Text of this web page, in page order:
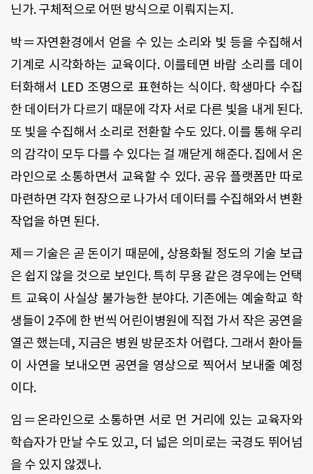
닌가. 구체적으로 어떤 방식으로 이뤄지는지.
박＝자연환경에서 얻을 수 있는 소리와 빛 등을 수집해서
기계로 시각화하는 교육이다. 이를테면 바람 소리를 데이
터화해서 LED 조명으로 표현하는 식이다. 학생마다 수집
한 데이터가 다르기 때문에 각자 서로 다른 빛을 내게 된다.
또 빛을 수집해서 소리로 전환할 수도 있다. 이를 통해 우리
의 감각이 모두 다를 수 있다는 걸 깨닫게 해준다. 집에서 온
라인으로 소통하면서 교육할 수 있다. 공유 플랫폼만 따로
마련하면 각자 현장으로 나가서 데이터를 수집해와서 변환
작업을 하면 된다.
제＝기술은 곧 돈이기 때문에, 상용화될 정도의 기술 보급
은 쉽지 않을 것으로 보인다. 특히 무용 같은 경우에는 언택
트 교육이 사실상 불가능한 분야다. 기존에는 예술학교 학
생들이 2주에 한 번씩 어린이병원에 직접 가서 작은 공연을
열곤 했는데, 지금은 병원 방문조차 어렵다. 그래서 환아들
이 사연을 보내오면 공연을 영상으로 찍어서 보내줄 예정
이다.
임＝온라인으로 소통하면 서로 먼 거리에 있는 교육자와
학습자가 만날 수도 있고, 더 넓은 의미로는 국경도 뛰어넘
을 수 있지 않겠나.